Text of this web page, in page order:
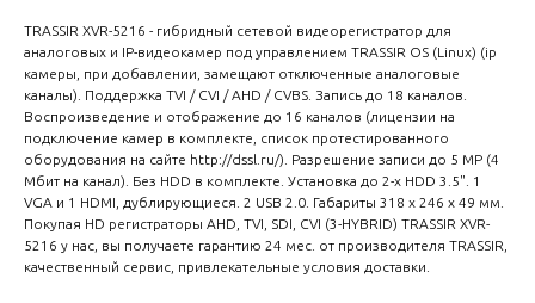
TRASSIR XVR-5216 - гибридный сетевой видеорегистратор для
аналоговых и IP-видеокамер под управлением TRASSIR OS (Linux) (ip
камеры, при добавлении, замещают отключенные аналоговые
каналы). Поддержка TVI / CVI / AHD / CVBS. Запись до 18 каналов.
Воспроизведение и отображение до 16 каналов (лицензии на
подключение камер в комплекте, список протестированного
оборудования на сайте http://dssl.ru/). Разрешение записи до 5 MP (4
Мбит на канал). Без HDD в комплекте. Установка до 2-х HDD 3.5". 1
VGA и 1 HDMI, дублирующиеся. 2 USB 2.0. Габариты 318 х 246 х 49 мм.
Покупая HD регистраторы AHD, TVI, SDI, CVI (3-HYBRID) TRASSIR XVR-
5216 у нас, вы получаете гарантию 24 мес. от производителя TRASSIR,
качественный сервис, привлекательные условия доставки.